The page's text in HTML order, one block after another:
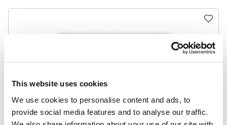
This website uses cookies
We use cookies to personalise content and ads, to
provide social media features and to analyse our traffic.